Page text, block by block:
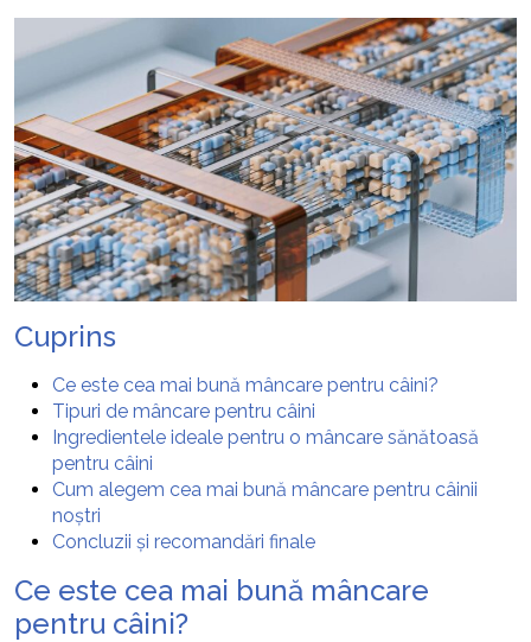
Cuprins
Ce este cea mai bună mâncare pentru câini?
Tipuri de mâncare pentru câini
Ingredientele ideale pentru o mâncare sănătoasă
pentru câini
Cum alegem cea mai bună mâncare pentru câinii
noștri
Concluzii și recomandări finale
Ce este cea mai bună mâncare
pentru câini?